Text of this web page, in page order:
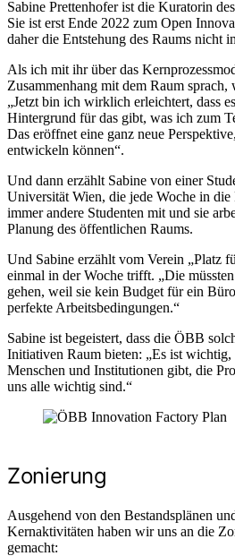
Sabine Prettenhofer ist die Kuratorin
Sie ist erst Ende 2022 zum Open
daher die Entstehung des Raums nicht
Als ich mit ihr über das
Zusammenhang mit dem Raum sprach,
„Jetzt bin ich wirklich erleichtert, dass
Hintergrund für das gibt, was ich zum
Das eröffnet eine ganz neue
entwickeln können“.
Und dann erzählt Sabine von einer
Universität Wien, die jede Woche in
immer andere Studenten mit und sie
Planung des öffentlichen Raums.
Und Sabine erzählt vom Verein „Platz
einmal in der Woche trifft. „Die
gehen, weil sie kein Budget für ein
perfekte Arbeitsbedingungen.“
Sabine ist begeistert, dass die ÖBB
Initiativen Raum bieten: „Es ist wichtig,
Menschen und Institutionen gibt, die
uns alle wichtig sind.“
Zonierung
Ausgehend von den Bestandsplänen
Kernaktivitäten haben wir uns an die
gemacht: